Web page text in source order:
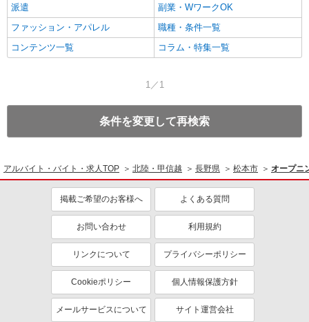
派遣
副業・WワークOK
ファッション・アパレル
職種・条件一覧
コンテンツ一覧
コラム・特集一覧
1／1
条件を変更して再検索
アルバイト・バイト・求人TOP 北陸・甲信越 長野県 松本市 オープニ
掲載ご希望のお客様へ よくある質問
お問い合わせ 利用規約
リンクについて プライバシーポリシー
Cookieポリシー 個人情報保護方針
メールサービスについて サイト運営会社